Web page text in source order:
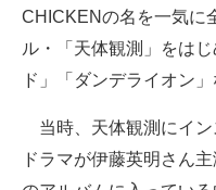
CHICKENの名を一気に
ル・「天体観測」をは
ド」「ダンデライオン
当時、天体観測にイン
ドラマが伊藤英明さん